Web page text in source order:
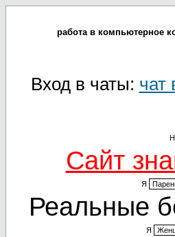
работа в компьютерное
Вход в чаты: чат
Cайт
Я
Реальные
Я